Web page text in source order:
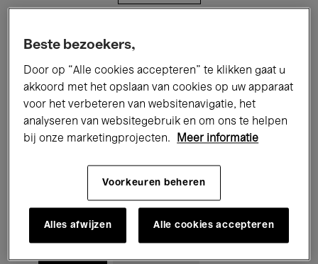
Tentoonstellingen Films
Performances Lezingen & Debatten
Jazz Klassieke Muziek Global Music
Elektronische Muziek
Voor iedereen Kids’ Palace
Beste bezoekers,
Door op “Alle cookies accepteren” te klikken gaat u
akkoord met het opslaan van cookies op uw apparaat
voor het verbeteren van websitenavigatie, het
analyseren van websitegebruik en om ons te helpen
bij onze marketingprojecten.
Meer informatie
Voorkeuren beheren
Alles afwijzen Alle cookies accepteren